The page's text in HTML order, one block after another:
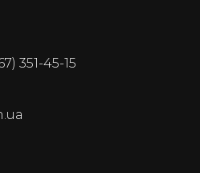
351-45-15